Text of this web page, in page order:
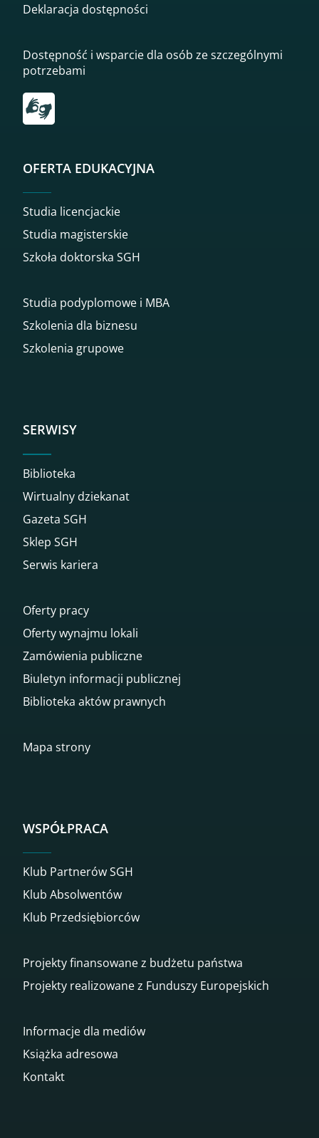
Deklaracja dostępności
Dostępność i wsparcie dla osób ze szczególnymi
potrzebami
Przekierowanie do tłumacza on-line języka migowego
OFERTA EDUKACYJNA
Studia licencjackie
Studia magisterskie
Szkoła doktorska SGH
Studia podyplomowe i MBA
Szkolenia dla biznesu
Szkolenia grupowe
SERWISY
Biblioteka
Wirtualny dziekanat
Gazeta SGH
Sklep SGH
Serwis kariera
Oferty pracy
Oferty wynajmu lokali
Zamówienia publiczne
Biuletyn informacji publicznej
Biblioteka aktów prawnych
Mapa strony
WSPÓŁPRACA
Klub Partnerów SGH
Klub Absolwentów
Klub Przedsiębiorców
Projekty finansowane z budżetu państwa
Projekty realizowane z Funduszy Europejskich
Informacje dla mediów
Książka adresowa
Kontakt